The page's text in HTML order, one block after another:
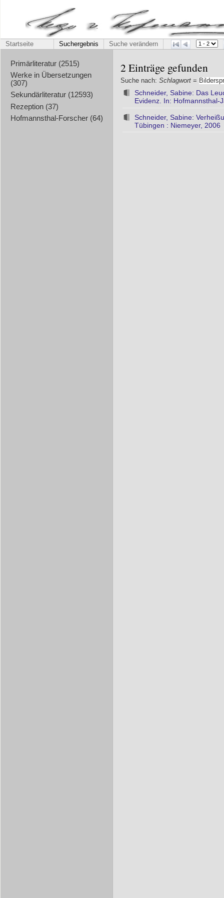
Startseite Suchergebnis Suche verändern
Primärliteratur (2515)
Werke in Übersetzungen
(307)
Sekundärliteratur (12593)
Rezeption (37)
Hofmannsthal-Forscher (64)
2 Einträge gefunden
Suche nach: Schlagwort =
Schneider, Sabine: Das
Evidenz. In: Hofmannsthal-
Schneider, Sabine:
Tübingen : Niemeyer, 2006